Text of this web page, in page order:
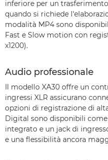
inferiore per un
quando si richiede
modalità MP4 sono
Fast e Slow motion con
x1200).
Audio professionale
Il modello XA30 offre un
ingressi XLR assicurano
opzioni di registrazione di
Digital sono disponibili
integrato e un jack di
e una flessibilità ancora